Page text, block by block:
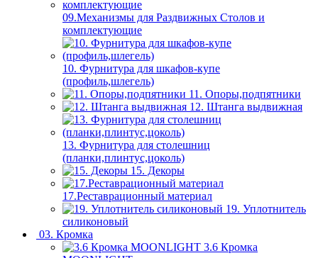
09.Механизмы для Раздвижных Столов и
комплектующие
10. Фурнитура для шкафов-купе
(профиль,шлегель)
11. Опоры,подпятники
12. Штанга выдвижная
13. Фурнитура для столешниц
(планки,плинтус,цоколь)
15. Декоры
17.Реставрационный материал
19. Уплотнитель
силиконовый
03. Кромка
3.6 Кромка